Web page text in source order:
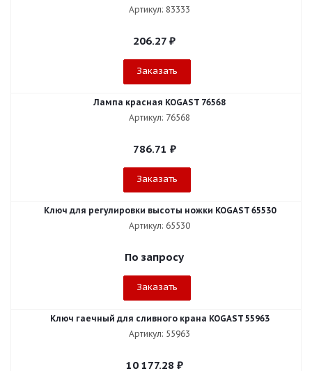
Артикул: 83333
206.27 ₽
Заказать
Лампа красная KOGAST 76568
Артикул: 76568
786.71 ₽
Заказать
Ключ для регулировки высоты ножки KOGAST 65530
Артикул: 65530
По запросу
Заказать
Ключ гаечный для сливного крана KOGAST 55963
Артикул: 55963
10 177.28₽